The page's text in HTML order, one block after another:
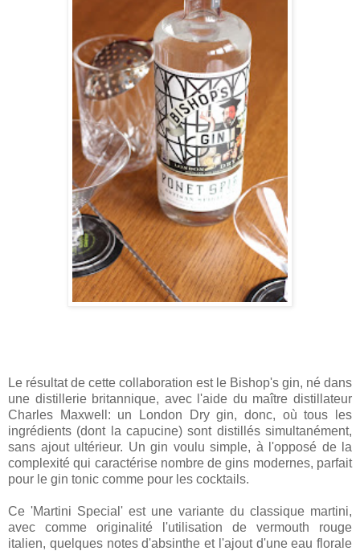
Le résultat de cette collaboration est le Bishop's gin, né dans
une distillerie britannique, avec l'aide du maître distillateur
Charles Maxwell: un London Dry gin, donc, où tous les
ingrédients (dont la capucine) sont distillés simultanément,
sans ajout ultérieur. Un gin voulu simple, à l'opposé de la
complexité qui caractérise nombre de gins modernes, parfait
pour le gin tonic comme pour les cocktails.
Ce 'Martini Special' est une variante du classique martini,
avec comme originalité l'utilisation de vermouth rouge
italien, quelques notes d'absinthe et l'ajout d'une eau florale